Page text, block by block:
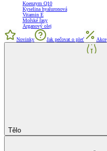
Koenzym Q10
Kyselina hyaluronová
Vitamin E
Mořské řasy
Arganový olej
Novinky Jak pečovat o pleť Akce
Tělo